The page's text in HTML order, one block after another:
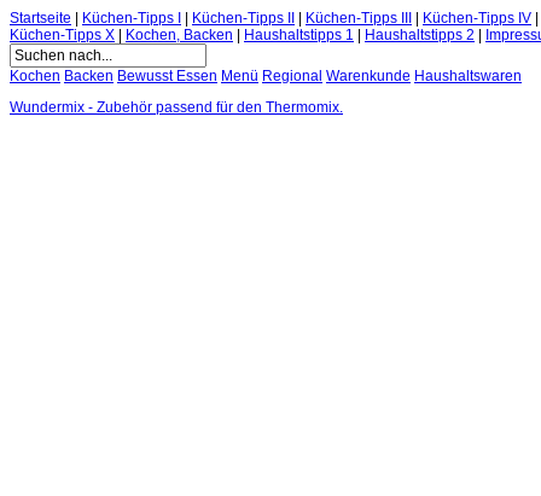
Startseite Küchen-Tipps I Küchen-Tipps II Küchen-Tipps III Küchen-Tipps IV
Küchen-Tipps X
Kochen, Backen Haushaltstipps 1 Haushaltstipps 2
Kochen Backen Bewusst Essen Menü Regional Warenkunde Haushaltswaren
Wundermix - Zubehör passend für den Thermomix.